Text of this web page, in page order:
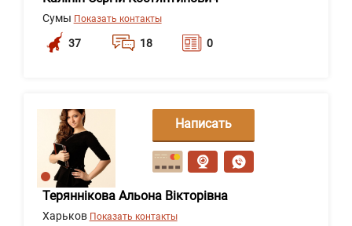
Сумы Показать контакты
37 18 0
Теряннікова Альона Вікторівна
Харьков Показать контакты
Написать
сообщение